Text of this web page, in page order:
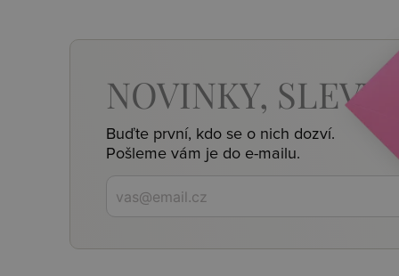
NOVINKY,
Buďte první, kdo se o nich dozví.
Pošleme vám je do e-mailu.